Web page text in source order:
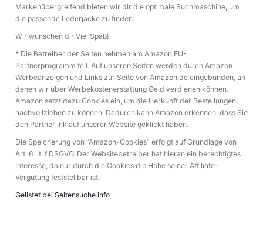
Markenübergreifend bieten wir dir die optimale Suchmaschine, um
die passende Lederjacke zu finden.
Wir wünschen dir Viel Spaß!
* Die Betreiber der Seiten nehmen am Amazon EU-
Partnerprogramm teil. Auf unseren Seiten werden durch Amazon
Werbeanzeigen und Links zur Seite von Amazon.de eingebunden, an
denen wir über Werbekostenerstattung Geld verdienen können.
Amazon setzt dazu Cookies ein, um die Herkunft der Bestellungen
nachvollziehen zu können. Dadurch kann Amazon erkennen, dass Sie
den Partnerlink auf unserer Website geklickt haben.
Die Speicherung von “Amazon-Cookies” erfolgt auf Grundlage von
Art. 6 lit. f DSGVO. Der Websitebetreiber hat hieran ein berechtigtes
Interesse, da nur durch die Cookies die Höhe seiner Affiliate-
Vergütung feststellbar ist.
Gelistet bei Seitensuche.info